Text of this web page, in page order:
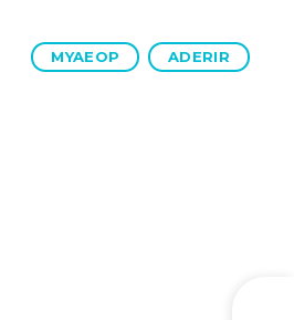
MYAEOP ADERIR